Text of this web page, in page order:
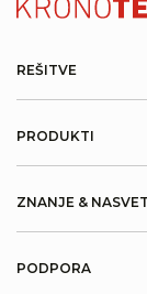
REŠITVE
PRODUKTI
ZNANJE &
PODPORA